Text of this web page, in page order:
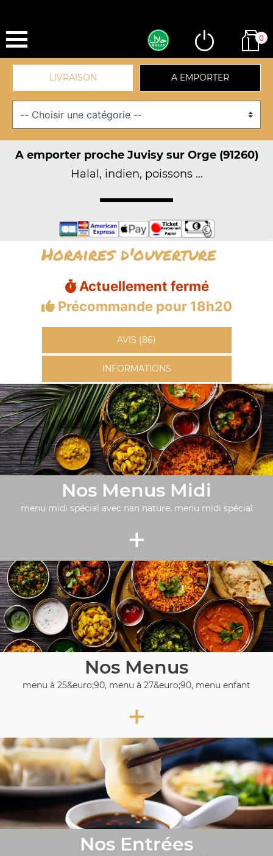
0
LIVRAISON A EMPORTER
A emporter proche Juvisy sur Orge (91260)
Halal, indien, poissons ...
Horaires d'ouverture
Actuellement fermé
Précommande pour 18h20
AVIS (86)
INFORMATIONS
Nos Menus Midi
menu midi spécial avec nan nature, menu midi spécial
+
Nos Menus
menu à 25&euro;90, menu à 27&euro;90, menu enfant
+
Nos Entrées